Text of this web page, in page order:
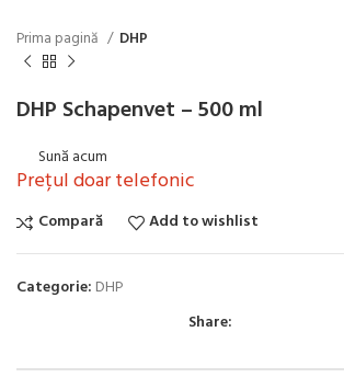
Prima pagină DHP
DHP Schapenvet – 500 ml
Sună acum
Prețul doar telefonic
Compară Add to wishlist
Categorie: DHP
Share: